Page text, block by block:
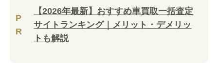
P
R
【2026年最新】おすすめ車買取一括査定
サイトランキング｜メリット・デメリッ
トも解説